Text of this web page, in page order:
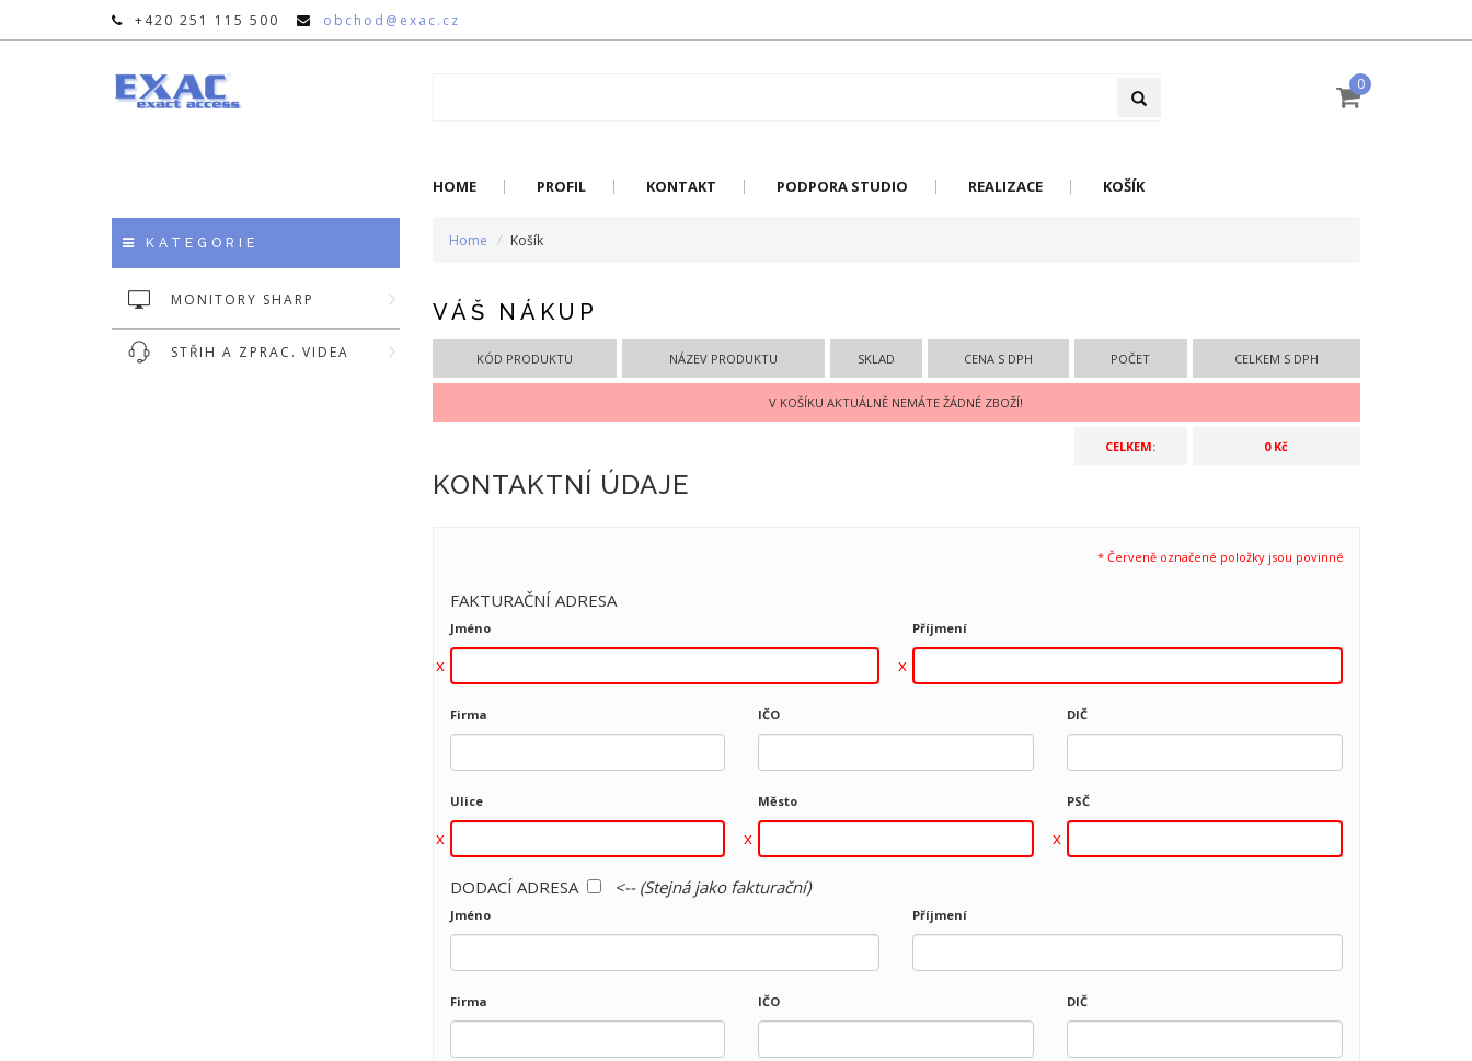
+420 251 115 500 obchod@exac.cz
0
HOME PROFIL KONTAKT PODPORA STUDIO REALIZACE KOŠÍK
KATEGORIE
MONITORY SHARP
STŘIH A ZPRAC. VIDEA
Home Košík
VÁŠ NÁKUP
KÓD PRODUKTU NÁZEV PRODUKTU SKLAD CENA S DPH POČET CELKEM S DPH
V KOŠÍKU AKTUÁLNĚ NEMÁTE ŽÁDNÉ ZBOŽÍ!
CELKEM: 0 Kč
KONTAKTNÍ ÚDAJE
* Červeně označené položky jsou povinné
FAKTURAČNÍ ADRESA
Jméno Příjmení
Firma IČO DIČ
Ulice Město PSČ
DODACÍ ADRESA <-- (Stejná jako fakturační)
Jméno Příjmení
Firma IČO DIČ